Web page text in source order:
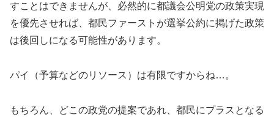
すことはできませんが、必然的に都議会公明党の政策実現
を優先させれば、都民ファーストが選挙公約に掲げた政策
は後回しになる可能性があります。
パイ（予算などのリソース）は有限ですからね…。
もちろん、どこの政党の提案であれ、都民にプラスとなる